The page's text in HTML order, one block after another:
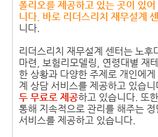
폴리오를 제공하고 있는 곳이 있
니다. 바로 리더스리치 재무설계
니다.
리더스리치 재무설계 센터는 노후
마련, 보험리모델링, 연령대별 재
한 상황과 다양한 주제로 개인에
계 상담 서비스를 제공하고 있습니
두 무료로 제공하고 있습니다. 또
통해 지속적으로 관리를 해주는 정
서비스를 제공하고 있습니다.